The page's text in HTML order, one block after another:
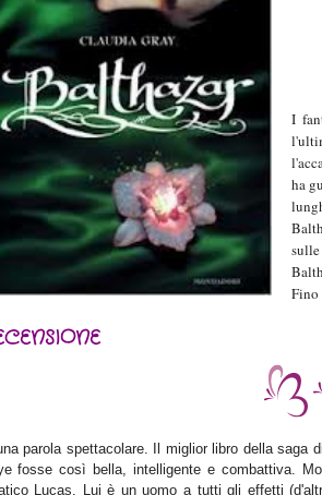
I
ha
Fino
parola spettacolare. Il miglior libro della
fosse così bella, intelligente e combattiva.
Lucas. Lui è un uomo a tutti gli effetti